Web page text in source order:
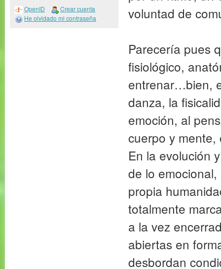
OpenID
Crear cuenta
He olvidado mi contraseña
voluntad de
Parecería pues
fisiológico,
entrenar…bien,
danza, la
emoción, al
cuerpo y
En la evolución
de lo
propia
totalmente
a la vez
abiertas en
desbordan